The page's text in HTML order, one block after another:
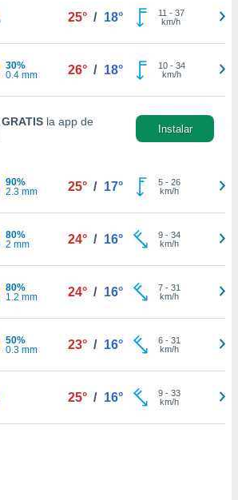
25° / 18° 11 - 37
km/h
30%
0.4 mm
26° / 18° 10- 34
km/h
GRATIS la app de
Instalar
90%
2.3 mm
25° / 17° 5- 26
km/h
80%
2 mm
24° / 16° 9- 34
km/h
80%
1.2 mm
24° / 16° 7- 31
km/h
50%
0.3 mm
23° / 16° 6- 31
km/h
25° / 16° 9- 33
km/h